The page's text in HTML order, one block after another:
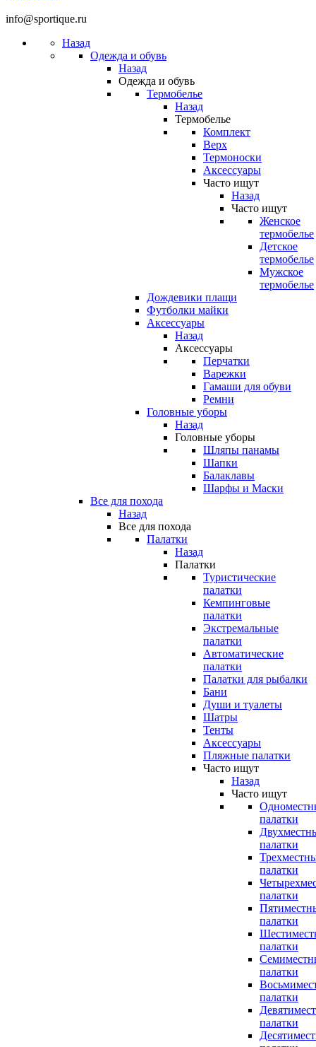
info@sportique.ru
Назад
Одежда и обувь
Назад
Одежда и обувь
Термобелье
Назад
Термобелье
Комплект
Верх
Термоноски
Аксессуары
Часто ищут
Назад
Часто ищут
Женское
термобелье
Детское
термобелье
Мужское
термобелье
Дождевики плащи
Футболки майки
Аксессуары
Назад
Аксессуары
Перчатки
Варежки
Гамаши для обуви
Ремни
Головные уборы
Назад
Головные уборы
Шляпы панамы
Шапки
Балаклавы
Шарфы и Маски
Все для похода
Назад
Все для похода
Палатки
Назад
Палатки
Туристические
палатки
Кемпинговые
палатки
Экстремальные
палатки
Автоматические
палатки
Палатки для рыбалки
Бани
Души и туалеты
Шатры
Тенты
Аксессуары
Пляжные палатки
Часто ищут
Назад
Часто ищут
палатки
палатки
палатки
палатки
палатки
палатки
палатки
палатки
палатки